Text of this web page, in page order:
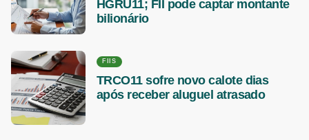
HGRU11; FII pode captar montante
bilionário
FIIS
TRCO11 sofre novo calote dias
após receber aluguel atrasado